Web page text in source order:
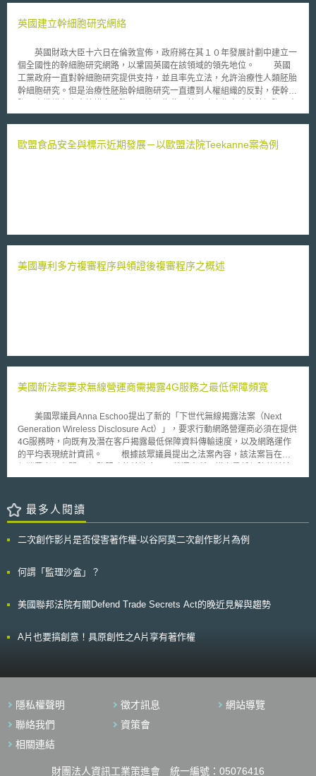
英國建立幹細胞研究網絡
英國財政大臣十六日在倫敦宣佈，政府將在其１０年發展計劃中建立一
個全國性的幹細胞研究網路，以鞏固英國在該領域的領先地位。 英國
工黨政府一直對幹細胞研究提供支持，並且率先立法，允許治療性人類胚胎
幹細胞研究。但是治療性胚胎幹細胞研究一直遭到人權組織的反對，使幹細
網路的決定，無疑是為了加強英國在國際幹細胞研究領域的領先地位。
○○二年起的三年內向幹細胞研究撥款四千萬英鎊，另外，英國醫學慈善機構
歐盟食品安全與標示近期發展－以歐盟法院Teekanne案為例
美國專利多方複審程序與領證後複審程序之概述
美國新法案要求無線營運商需揭露4G服務之最低保障頻寬
美國眾議員Anna Eschoo提出了新的「下世代無線揭露法案（Next
Generation Wireless Disclosure Act）」，要求行動網路營運商必須在提供
4G服務時，向既有及潛在客戶揭露最低保障資料傳輸速度，以及網路運作
的平均表現統計資訊。 根據該眾議員提出之法案內容，該法案旨在確
度等事項上，擁有有完整和準確的資訊。該法案還可以幫助消費者了解業者
「當消費者申請了一個4G傳輸服務方案時，消費者有權知道他們所支付的
金錢與所得到的實質服務內容。當無線服務產業投資數十億美元，用以改善
於4G服務的需求也如期望的出現大幅成長。在這樣的情況下，消費者需要
消費者正確理解4G服務資訊（例如該速度是指平均速度或尖峰速度、在什
輸速度； - 網路的可靠性； - 提供服務以及訊號之覆蓋範圍； - 定價； - 業
最多人閱讀
二次創作影片是否侵害著作權-以谷阿莫二次創作影片為例
何謂「監理沙盒」？
美國聯邦法院有關Defend Trade Secrets Act的晚近見解與趨勢
A片也要搞創意！具原創性之A片享有著作權
隱私權聲明 徵才訊息
網站導覽
聯絡我們
資策會
相關連結
財團法人資訊工業策進會 統一編號：05076416